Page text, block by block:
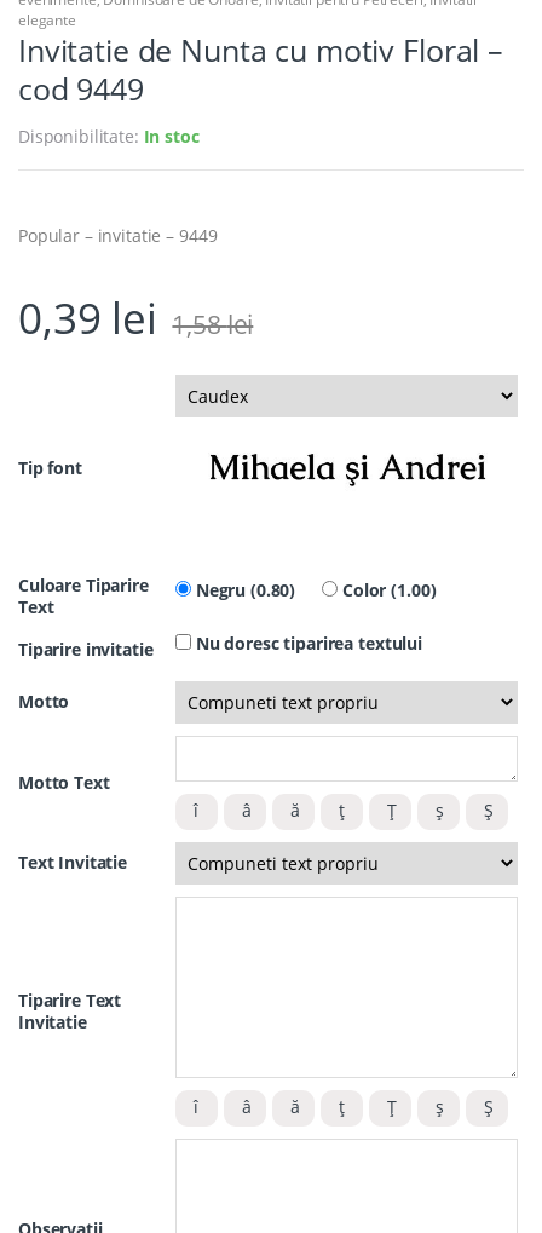
elegante
Invitatie de Nunta cu motiv Floral –
cod 9449
Disponibilitate: In stoc
Popular – invitatie – 9449
0,39 lei 1,58lei
Tip font
Culoare Tiparire
Text
Negru (0.80) Color (1.00)
Tiparire invitatie Nu doresc tiparirea textului
Motto
Motto Text
Text Invitatie
Tiparire Text
Invitatie